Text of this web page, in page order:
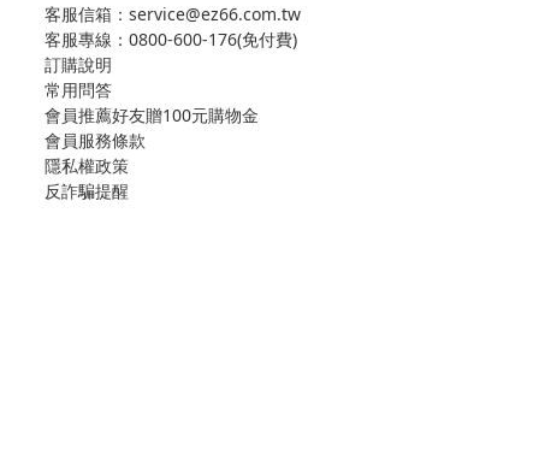
客服信箱：service@ez66.com.tw
客服專線： 0800-600-176(免付費)
訂購說明
常用問答
會員推薦好友贈100元購物金
會員服務條款
隱私權政策
反詐騙提醒